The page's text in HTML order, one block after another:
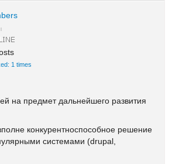
1 times
на предмет дальнейшего развития
конкурентноспособное решение
системами (drupal,